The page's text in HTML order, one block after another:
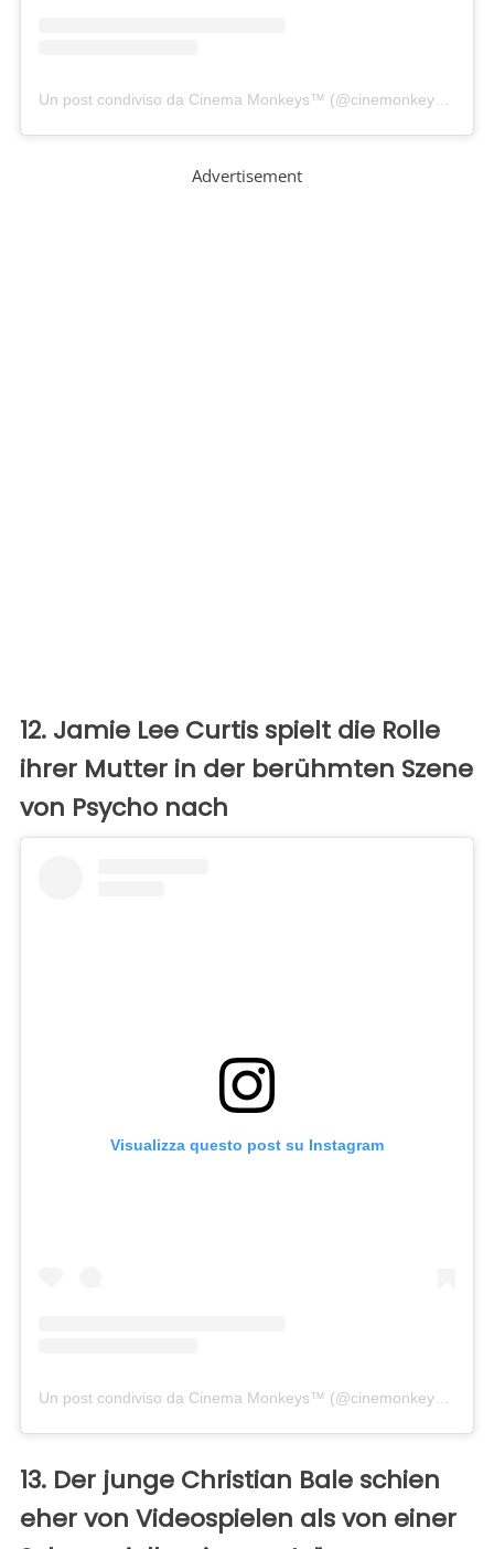
Advertisement
12. Jamie Lee Curtis spielt die Rolle
ihrer Mutter in der berühmten Szene
von Psycho nach
Visualizza questo post su Instagram
Un post condiviso da Cinema Monkeys™ (@cinemonkeys)
13. Der junge Christian Bale schien
eher von Videospielen als von einer